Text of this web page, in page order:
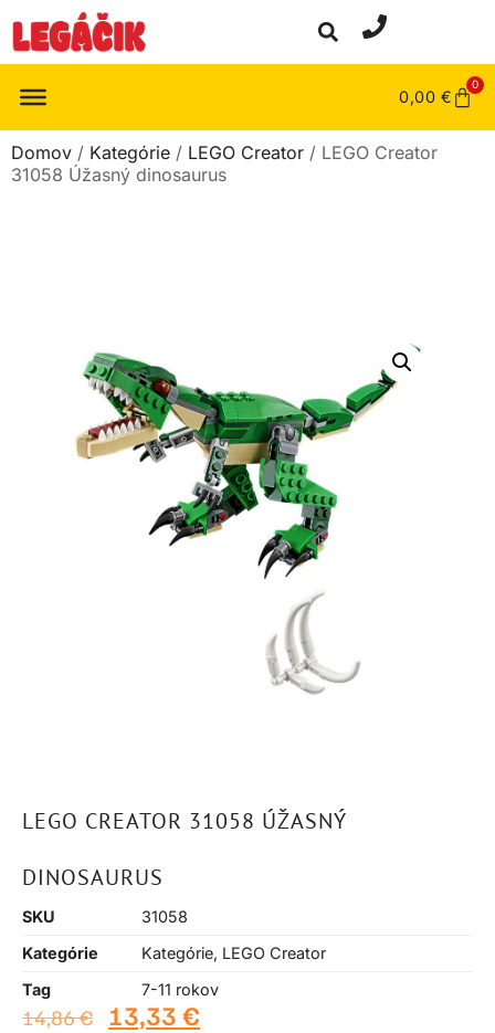
0,00 €
0
Domov / Kategórie / LEGO Creator / LEGO Creator
31058 Úžasný dinosaurus
LEGO CREATOR 31058 ÚŽASNÝ
DINOSAURUS
SKU
31058
Kategórie
Kategórie, LEGO Creator
Tag
7-11 rokov
14,86€ 13,33 €